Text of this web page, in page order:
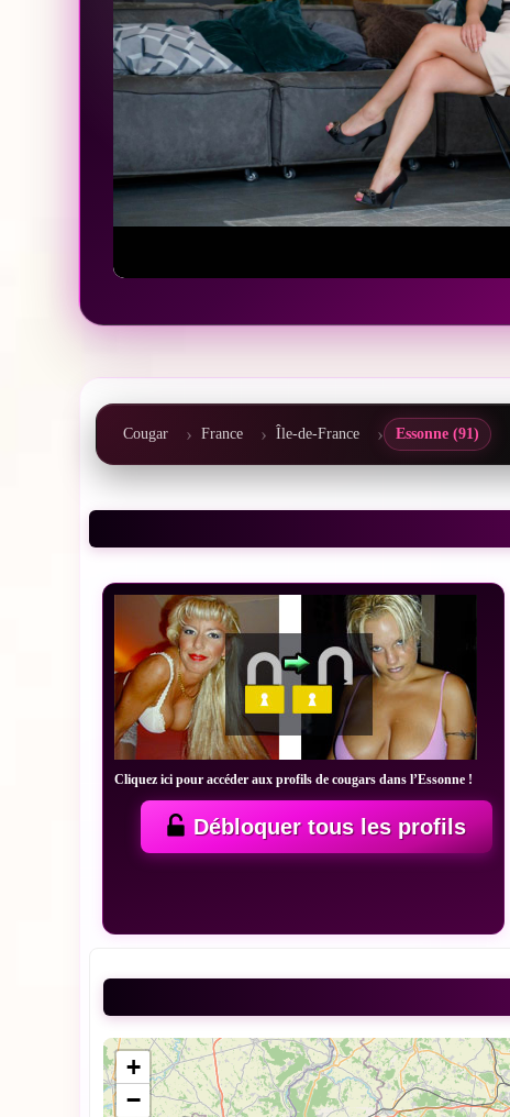
Cougar France Île-de-France Essonne (91)
Cliquez ici pour accéder aux profils de cougars dans l’Essonne !
Débloquer tous les profils
+
−